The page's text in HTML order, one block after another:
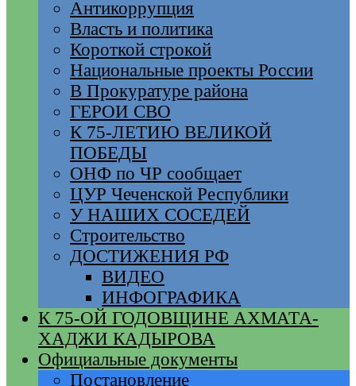
Антикоррупция
Власть и политика
Короткой строкой
Национальные проекты России
В Прокуратуре района
ГЕРОИ СВО
К 75-ЛЕТИЮ ВЕЛИКОЙ
ПОБЕДЫ
ОНФ по ЧР сообщает
ЦУР Чеченской Республики
У НАШИХ СОСЕДЕЙ
Строительство
ДОСТИЖЕНИЯ РФ
ВИДЕО
ИНФОГРАФИКА
К 75-ОЙ ГОДОВЩИНЕ АХМАТА-
ХАДЖИ КАДЫРОВА
Официальные документы
Постановление